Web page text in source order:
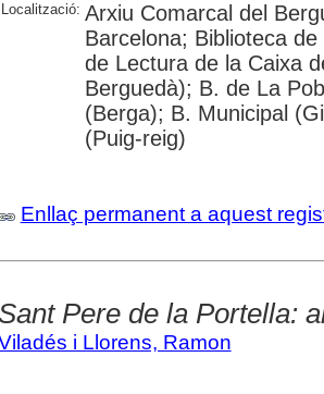
Localització: Arxiu Comarcal del
Barcelona; Biblioteca
de Lectura de la Caixa
Berguedà); B. de La
(Berga); B. Municipal
(Puig-reig)
Enllaç permanent a aquest
Sant Pere de la Portella:
i Llorens, Ramon